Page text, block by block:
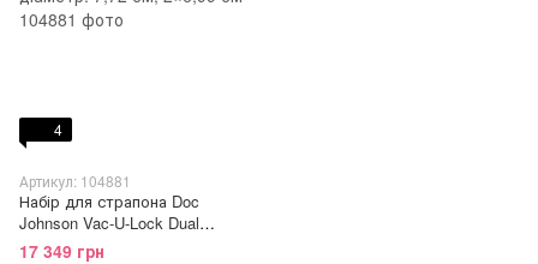
4
Артикул: 104881
Набір для страпона Doc
Johnson Vac-U-Lock Dual
Density Extreme Set, діаметр:
17 349 грн